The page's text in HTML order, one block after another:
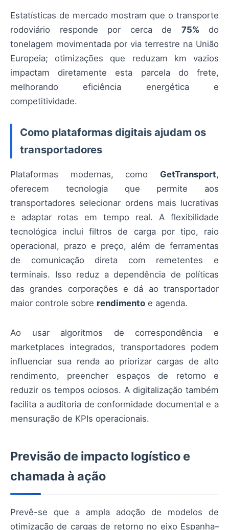
Estatísticas de mercado mostram que o transporte
rodoviário responde por cerca de 75% do
tonelagem movimentada por via terrestre na União
Europeia; otimizações que reduzam km vazios
impactam diretamente esta parcela do frete,
melhorando eficiência energética e
competitividade.
Como plataformas digitais ajudam os
transportadores
Plataformas modernas, como GetTransport,
oferecem tecnologia que permite aos
transportadores selecionar ordens mais lucrativas
e adaptar rotas em tempo real. A flexibilidade
tecnológica inclui filtros de carga por tipo, raio
operacional, prazo e preço, além de ferramentas
de comunicação direta com remetentes e
terminais. Isso reduz a dependência de políticas
das grandes corporações e dá ao transportador
maior controle sobre rendimento e agenda.
Ao usar algoritmos de correspondência e
marketplaces integrados, transportadores podem
influenciar sua renda ao priorizar cargas de alto
rendimento, preencher espaços de retorno e
reduzir os tempos ociosos. A digitalização também
facilita a auditoria de conformidade documental e a
mensuração de KPIs operacionais.
Previsão de impacto logístico e
chamada à ação
Prevê-se que a ampla adoção de modelos de
otimização de cargas de retorno no eixo Espanha–